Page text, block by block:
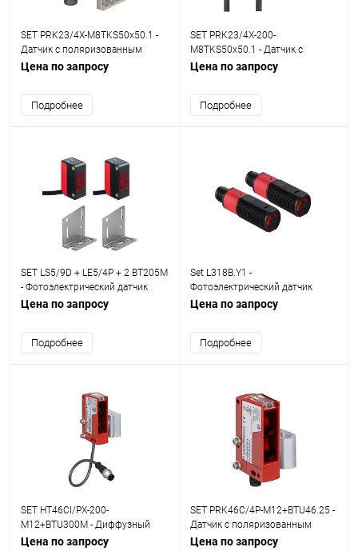
SET PRK23/4X-M8TKS50x50.1 -
Датчик с поляризованным
отражением от рефлектора
Цена по запросу
Подробнее
SET PRK23/4X-200-
M8TKS50x50.1 - Датчик с
поляризованным отражением
Цена по запросу
Подробнее
SET LS5/9D + LE5/4P + 2 BT205M
- Фотоэлектрический датчик
однолучевой transmitter set
Цена по запросу
Подробнее
Set L318B.Y1 -
Фотоэлектрический датчик
однолучевой transmitter set
Цена по запросу
Подробнее
SET HT46CI/PX-200-
M12+BTU300M - Диффузный
датчик с подавлением заднего
Цена по запросу
SET PRK46C/4P-M12+BTU46.25 -
Датчик с поляризованным
отражением от рефлектора set
Цена по запросу